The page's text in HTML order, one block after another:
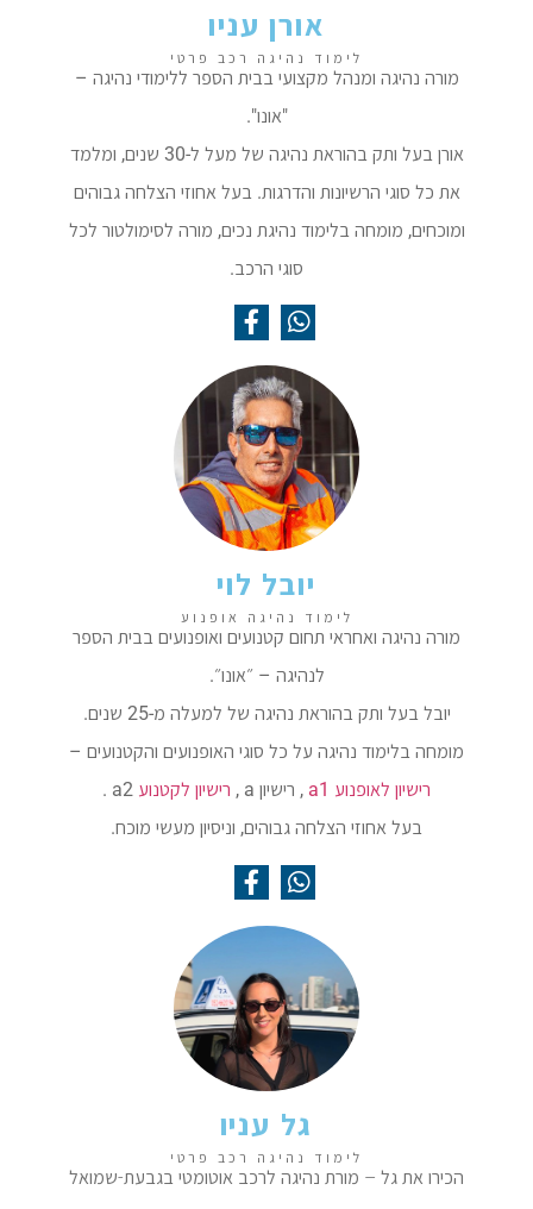
אורן עניו
לימוד נהיגה רכב פרטי
מורה נהיגה ומנהל מקצועי בבית הספר ללימודי נהיגה –
"אונו".
אורן בעל ותק בהוראת נהיגה של מעל ל-30 שנים, ומלמד
את כל סוגי הרשיונות והדרגות. בעל אחוזי הצלחה גבוהים
ומוכחים, מומחה בלימוד נהיגת נכים, מורה לסימולטור לכל
סוגי הרכב.
יובל לוי
לימוד נהיגה אופנוע
מורה נהיגה ואחראי תחום קטנועים ואופנועים בבית הספר
לנהיגה – ״אונו״.
יובל בעל ותק בהוראת נהיגה של למעלה מ-25 שנים.
מומחה בלימוד נהיגה על כל סוגי האופנועים והקטנועים –
רישיון לאופנוע a1
, רישיון a , רישיון לקטנוע
בעל אחוזי הצלחה גבוהים, וניסיון מעשי מוכח.
גל עניו
לימוד נהיגה רכב פרטי
הכירו את גל – מורת נהיגה לרכב אוטומטי בגבעת-שמואל